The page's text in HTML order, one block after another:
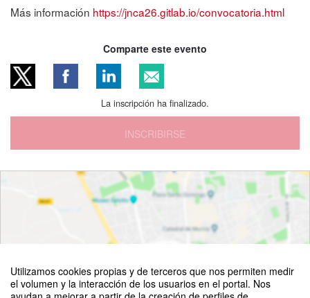
Utilizamos cookies propias y de terceros que nos permiten medir
el volumen y la interacción de los usuarios en el portal. Nos
Más información https://jnca26.gitlab.io/convocatoria.html
Comparte este evento
La inscripción ha finalizado.
INSCRIBIRSE